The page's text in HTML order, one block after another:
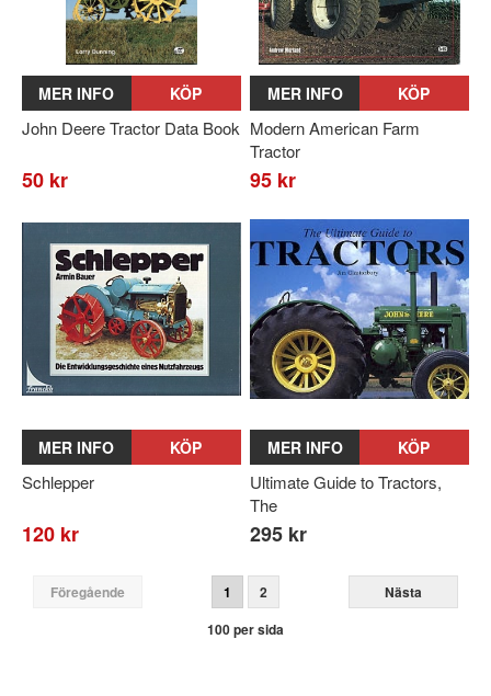
MER INFO KÖP
John Deere Tractor Data Book
50 kr
MER INFO KÖP
Modern American Farm
Tractor
95 kr
MER INFO KÖP
Schlepper
120 kr
MER INFO KÖP
Ultimate Guide to Tractors,
The
295 kr
Föregående 1 2
Nästa
100 per sida